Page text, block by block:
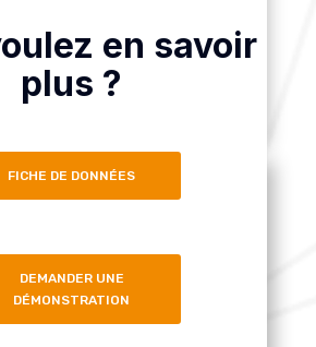
en savoir
plus ?
FICHE DE DONNÉES
DEMANDER UNE
DÉMONSTRATION